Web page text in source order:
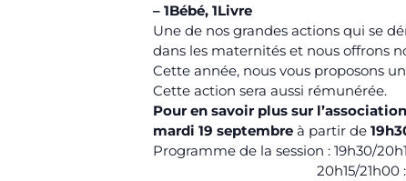
– 1Bébé, 1Livre
Une de nos grandes actions qui se
dans les maternités et nous offrons
Cette année, nous vous proposons
Cette action sera aussi rémunérée.
Pour en savoir plus sur
mardi 19 septembre à partir de
Programme de la session : 19h30/
20h15/21h00 : Lire